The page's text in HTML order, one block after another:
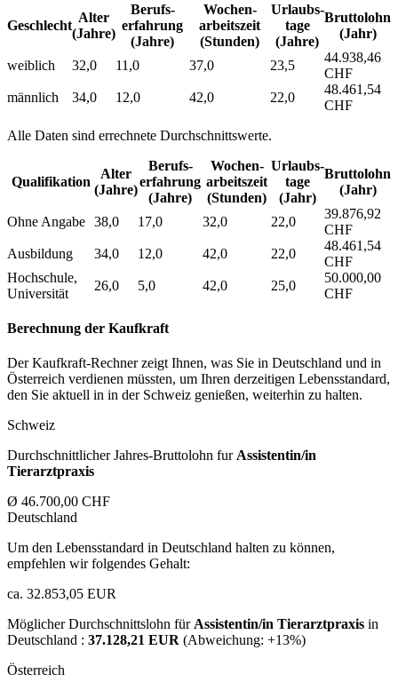
Geschlecht
Alter
(Jahre)
Berufs­
erfahrung
(Jahre)
Wochen­
arbeitszeit
(Stunden)
Urlaubs­
tage
(Jahre)
Bruttolohn
(Jahr)
weiblich 32,0 11,0 37,0 23,5
44.938,46
CHF
männlich
34,0 12,0 42,0 22,0
48.461,54
CHF
Alle Daten sind errechnete Durchschnittswerte.
Qualifikation
Alter
(Jahre)
Berufs­
erfahrung
(Jahre)
Wochen­
arbeitszeit
(Stunden)
Urlaubs­
tage
(Jahr)
Bruttolohn
(Jahr)
Ohne Angabe 38,0 17,0 32,0 22,0
39.876,92
CHF
Ausbildung
34,0 12,0 42,0 22,0
48.461,54
CHF
Hochschule,
Universität
26,0 5,0 42,0 25,0
50.000,00
CHF
Berechnung der Kaufkraft
Der Kaufkraft-Rechner zeigt Ihnen, was Sie in Deutschland und in
Österreich verdienen müssten, um Ihren derzeitigen Lebensstandard,
den Sie aktuell in in der Schweiz genießen, weiterhin zu halten.
Schweiz
Durchschnittlicher Jahres-Bruttolohn furAssistentin/in
Tierarztpraxis
Ø 46.700,00 CHF
Deutschland
Um den Lebensstandard in Deutschland halten zu können,
empfehlen wir folgendes Gehalt:
ca. 32.853,05 EUR
Möglicher Durchschnittslohn fürAssistentin/in Tierarztpraxis in
Deutschland : 37.128,21 EUR (Abweichung: +13%)
Österreich